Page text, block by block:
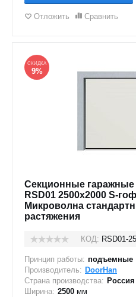
Отложить Сравнить
СКИДКА
9%
Секционные гаражные
RSD01 2500x2000 S-
Микроволна
растяжения
КОД: RSD01-
Принцип работы: подъемные
Производитель: DoorHan
Страна производства: Россия
Ширина: 2500 мм